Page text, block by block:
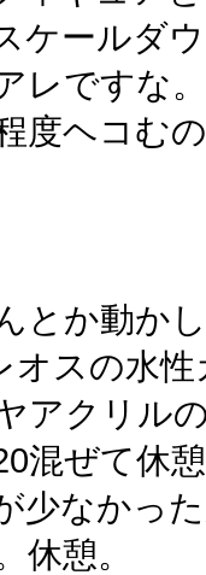
ケールダ
レですな
度ヘコむ
とか動か
オスの水
アクリル
混ぜて休
少なかっ
休憩。